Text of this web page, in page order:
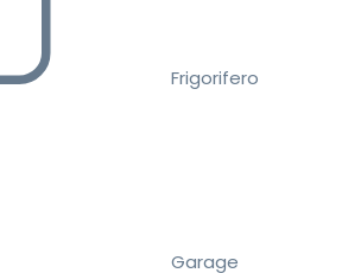
Frigorifero
Garage